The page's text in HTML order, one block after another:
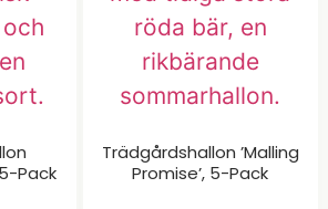
Pack
Trädgårdshallon ’Malling
Promise’, 5-Pack